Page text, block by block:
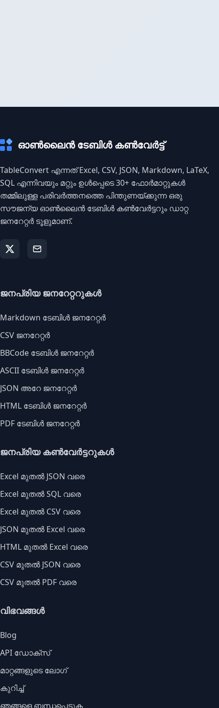
ഓൺലൈൻ ടേബിൾ കൺവേർട്ട്
TableConvert എന്നത് Excel, CSV, JSON, Markdown, LaTeX,
SQL എന്നിവയും മറ്റും ഉൾപ്പെടെ 30+ ഫോർമാറ്റുകൾ
തമ്മിലുള്ള പരിവർത്തനത്തെ പിന്തുണയ്ക്കുന്ന ഒരു
സൗജന്യ ഓൺലൈൻ ടേബിൾ കൺവേർട്ടറും ഡാറ്റ
ജനറേറ്റർ ടൂളുമാണ്.
ജനപ്രിയ ജനറേറ്ററുകൾ
Markdown ടേബിൾ ജനറേറ്റർ
CSV ജനറേറ്റർ
BBCode ടേബിൾ ജനറേറ്റർ
ASCII ടേബിൾ ജനറേറ്റർ
JSON അറേ ജനറേറ്റർ
HTML ടേബിൾ ജനറേറ്റർ
PDF ടേബിൾ ജനറേറ്റർ
ജനപ്രിയ കൺവേർട്ടറുകൾ
Excel മുതൽ JSON വരെ
Excel മുതൽ SQL വരെ
Excel മുതൽ CSV വരെ
JSON മുതൽ Excel വരെ
HTML മുതൽ Excel വരെ
CSV മുതൽ JSON വരെ
CSV മുതൽ PDF വരെ
വിഭവങ്ങൾ
Blog
API ഡോക്സ്
മാറ്റങ്ങളുടെ ലോഗ്
കുറിച്ച്
ഞങ്ങളെ ബന്ധപ്പെടുക